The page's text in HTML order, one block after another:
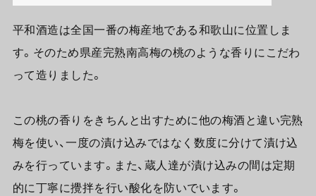
平和酒造は全国一番の梅産地である和歌山に位置しま
す。そのため県産完熟南高梅の桃のような香りにこだわ
って造りました。
この桃の香りをきちんと出すために他の梅酒と違い完熟
梅を使い、一度の漬け込みではなく数度に分けて漬け込
みを行っています。また、蔵人達が漬け込みの間は定期
的に丁寧に攪拌を行い酸化を防いでいます。